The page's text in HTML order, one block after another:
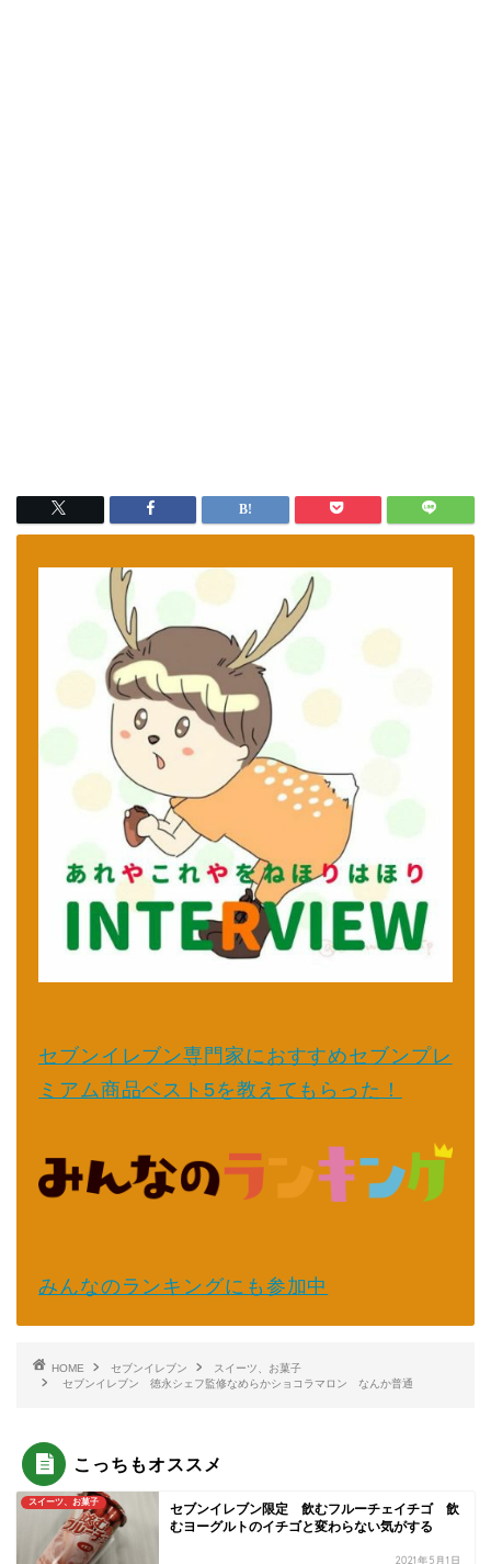
セブンイレブン専門家におすすめセブンプレ
ミアム商品ベスト5を教えてもらった！
みんなのランキングにも参加中
HOME セブンイレブン
スイーツ、お菓子
セブンイレブン 徳永シェフ監修なめらかショコラマロン なんか普通
こっちもオススメ
スイーツ、お菓子
セブンイレブン限定 飲むフルーチェイチゴ 飲
むヨーグルトのイチゴと変わらない気がする
2021年5月1日